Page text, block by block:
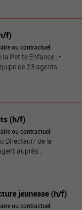
f)
ou contractuel
Petite Enfance : •
de 23 agents
(h/f)
ou contractuel
Directeur/ de la
auprès...
jeunesse (h/f)
ou contractuel